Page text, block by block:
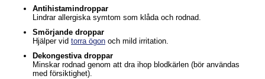
Antihistamindroppar
Lindrar allergiska symtom som klåda och rodnad.
Smörjande droppar
Hjälper vid torra ögon och mild irritation.
Dekongestiva droppar
Minskar rodnad genom att dra ihop blodkärlen (bör användas
med försiktighet).